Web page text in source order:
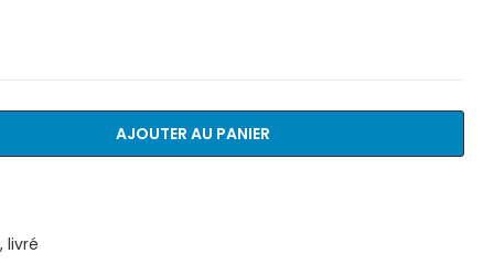
AJOUTER AU PANIER
livré